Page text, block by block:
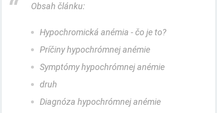
Obsah článku:
Hypochromická anémia - čo je to?
Príčiny hypochrómnej anémie
Symptómy hypochrómnej anémie
druh
Diagnóza hypochrómnej anémie